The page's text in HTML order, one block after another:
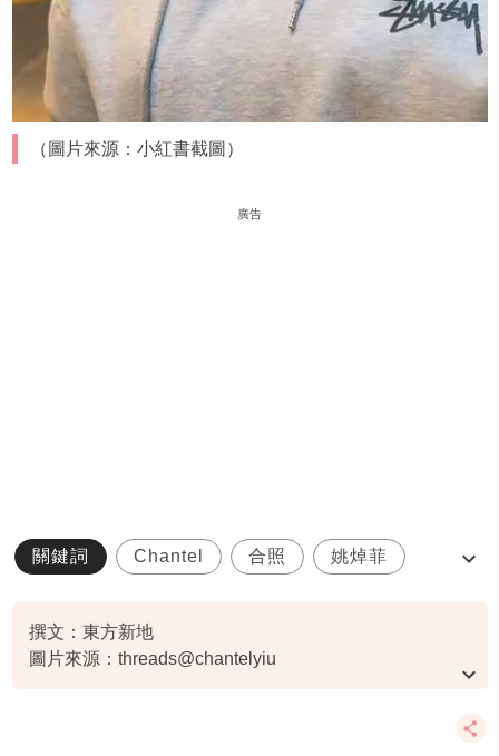
（圖片來源：小紅書截圖）
廣告
關鍵詞 Chantel 合照 姚焯菲
撰文：東方新地
圖片來源：threads@chantelyiu